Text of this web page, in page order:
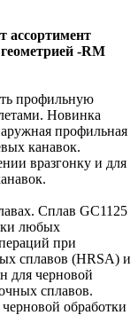
ассортимент
-RM
профильную
Новинка
профильная
канавок.
вразгонку и для
Сплав GC1125
любых
при
сплавов (HRSA) и
для черновой
сплавов.
обработки